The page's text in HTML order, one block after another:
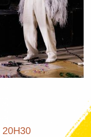
20H30